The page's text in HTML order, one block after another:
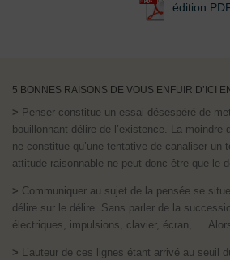
édition
5 BONNES RAISONS DE VOUS ENFUIR D’ICI
> Penser constitue un essai désespéré de
bouillonnant délire de l’existence. La moindre
ne constitue qu’une tentative de canaliser un
attitude raisonnable ne peut donc être que le
> Communiquer au sujet de la pensée se
délire sur le délire. Sans parler de la
électriques, impulsions, clavier, écran, …
> L’auteur de ces lignes étant arrivé au seuil